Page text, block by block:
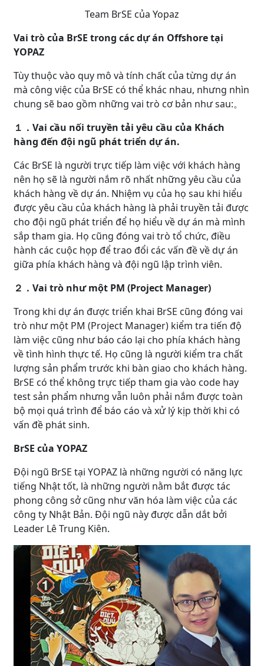
Team BrSE của Yopaz
Vai trò của BrSE trong các dự án Offshore tại
YOPAZ
Tùy thuộc vào quy mô và tính chất của từng dự án
mà công việc của BrSE có thể khác nhau, nhưng nhìn
chung sẽ bao gồm những vai trò cơ bản như sau:。
１．Vai cầu nối truyền tải yêu cầu của Khách
hàng đến đội ngũ phát triển dự án.
Các BrSE là người trực tiếp làm việc với khách hàng
nên họ sẽ là người nắm rõ nhất những yêu cầu của
khách hàng về dự án. Nhiệm vụ của họ sau khi hiểu
được yêu cầu của khách hàng là phải truyền tải được
cho đội ngũ phát triển để họ hiểu về dự án mà mình
sắp tham gia. Họ cũng đóng vai trò tổ chức, điều
hành các cuộc họp để trao đổi các vấn đề về dự án
giữa phía khách hàng và đội ngũ lập trình viên.
２．Vai trò như một PM (Project Manager)
Trong khi dự án được triển khai BrSE cũng đóng vai
trò như một PM (Project Manager) kiểm tra tiến độ
làm việc cũng như báo cáo lại cho phía khách hàng
về tình hình thực tế. Họ cũng là người kiểm tra chất
lượng sản phẩm trước khi bàn giao cho khách hàng.
BrSE có thể không trực tiếp tham gia vào code hay
test sản phẩm nhưng vẫn luôn phải nắm được toàn
bộ mọi quá trình để báo cáo và xử lý kịp thời khi có
vấn đề phát sinh.
BrSE của YOPAZ
Đội ngũ BrSE tại YOPAZ là những người có năng lực
tiếng Nhật tốt, là những người nằm bắt được tác
phong công sở cũng như văn hóa làm việc của các
công ty Nhật Bản. Đội ngũ này được dẫn dắt bởi
Leader Lê Trung Kiên.